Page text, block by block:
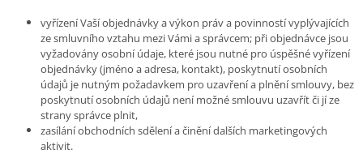
vyřízení Vaší objednávky a výkon práv a povinností vyplývajících
ze smluvního vztahu mezi Vámi a správcem; při objednávce jsou
vyžadovány osobní údaje, které jsou nutné pro úspěšné vyřízení
objednávky (jméno a adresa, kontakt), poskytnutí osobních
údajů je nutným požadavkem pro uzavření a plnění smlouvy, bez
poskytnutí osobních údajů není možné smlouvu uzavřít či jí ze
strany správce plnit,
zasílání obchodních sdělení a činění dalších marketingových
aktivit.